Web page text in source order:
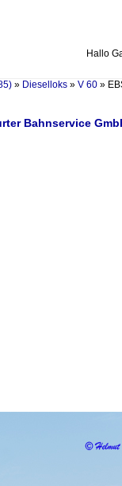
Hallo
» Dieselloks » V 60 »
Bahnservice